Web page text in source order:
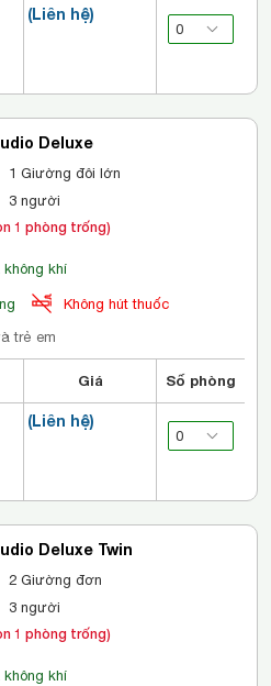
(Liên hệ)
Deluxe
1 Giường đôi lớn
3 người
1 phòng trống)
khí
Không hút thuốc
trẻ em
Giá Số phòng
(Liên hệ)
Deluxe Twin
2 Giường đơn
3 người
1 phòng trống)
khí